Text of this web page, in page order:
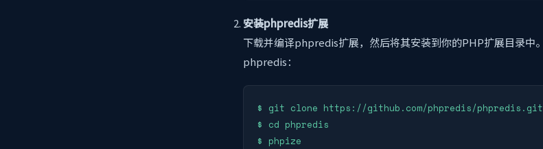
安装phpredis扩展
下载并编译phpredis扩展，然后将其安装到你的PHP扩展目录中
phpredis：
$ git clone https://github.com/phpredis/phpredis.git
$ cd phpredis
$ phpize